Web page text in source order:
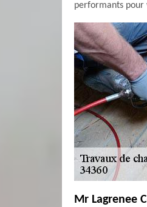
performants pour
Mr Lagrenee